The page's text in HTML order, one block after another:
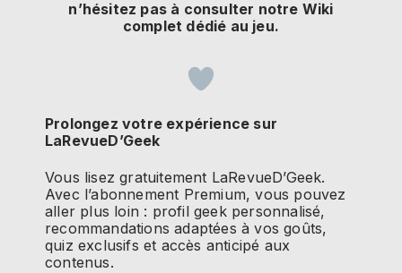
n’hésitez pas à consulter notre Wiki
complet dédié au jeu.
Prolongez votre expérience sur
LaRevueD’Geek
Vous lisez gratuitement LaRevueD’Geek.
Avec l’abonnement Premium, vous pouvez
aller plus loin : profil geek personnalisé,
recommandations adaptées à vos goûts,
quiz exclusifs et accès anticipé aux
contenus.